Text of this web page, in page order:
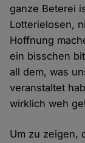
ganze Beterei
Lotterielosen,
Hoffnung
ein bisschen
all dem, was
veranstaltet
wirklich weh
Um zu zeigen,